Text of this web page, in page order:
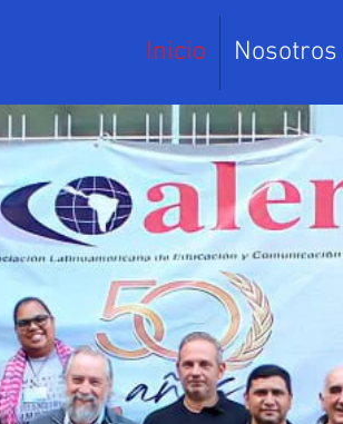
Inicio Nosotros